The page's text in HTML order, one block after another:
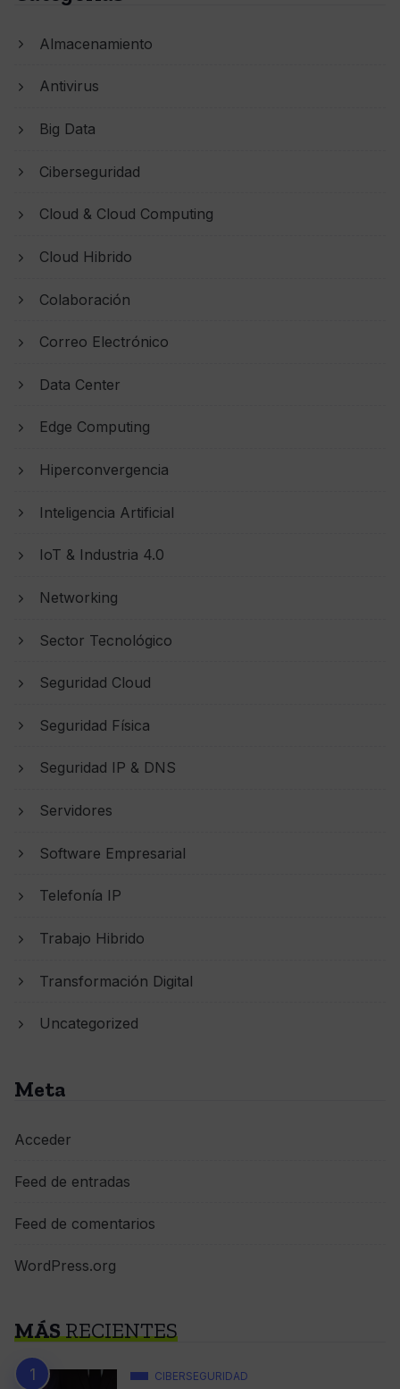
Almacenamiento
Antivirus
Big Data
Ciberseguridad
Cloud & Cloud Computing
Cloud Hibrido
Colaboración
Correo Electrónico
Data Center
Edge Computing
Hiperconvergencia
Inteligencia Artificial
IoT & Industria 4.0
Networking
Sector Tecnológico
Seguridad Cloud
Seguridad Física
Seguridad IP & DNS
Servidores
Software Empresarial
Telefonía IP
Trabajo Hibrido
Transformación Digital
Uncategorized
Meta
Acceder
Feed de entradas
Feed de comentarios
WordPress.org
MÁSRECIENTES
CIBERSEGURIDAD